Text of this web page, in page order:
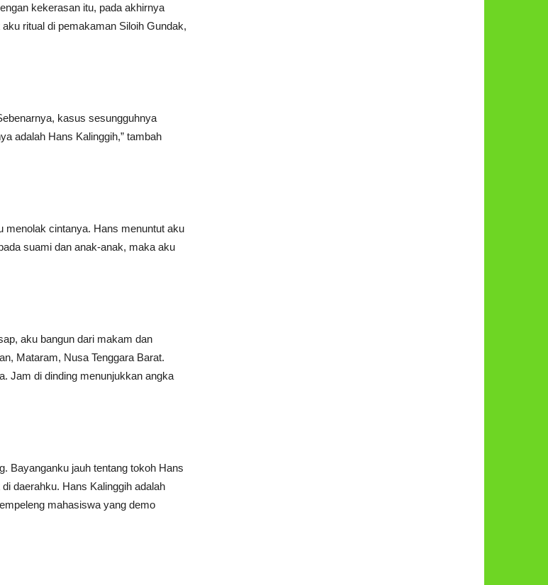
kekerasan itu, pada akhirnya
ritual di pemakaman Siloih Gundak,
kasus sesungguhnya
adalah Hans Kalinggih,” tambah
menolak cintanya. Hans menuntut aku
suami dan anak-anak, maka aku
aku bangun dari makam dan
Mataram, Nusa Tenggara Barat.
Jam di dinding menunjukkan angka
Bayanganku jauh tentang tokoh Hans
daerahku. Hans Kalinggih adalah
mahasiswa yang demo